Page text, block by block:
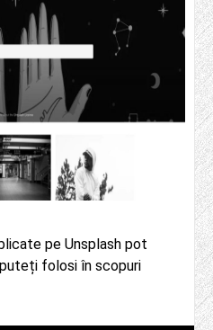
pe Unsplash pot
folosi în scopuri